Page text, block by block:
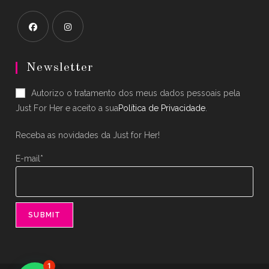
in
new
tab
in
new
tab
Newsletter
Autorizo o tratamento dos meus dados pessoais pela
Just For Her e aceito a suaPolítica de Privacidade.
Receba as novidades da Just for Her!
E-mail*
1